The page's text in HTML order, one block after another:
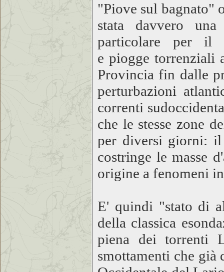
"Piove sul bagnato"
stata davvero
particolare per il
e piogge torrenziali
Provincia fin dalle
perturbazioni
correnti
che le stesse zone
per diversi giorni: il
costringe le masse
origine a fenomeni
E' quindi "stato di
della classica
piena dei torrenti
smottamenti che già